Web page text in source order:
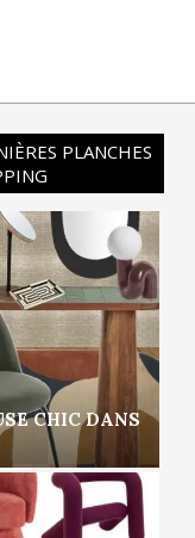
PLANCHES
CHIC DANS